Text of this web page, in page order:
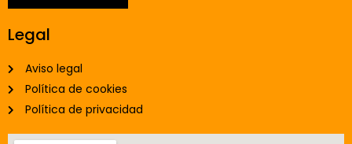
Legal
Aviso legal
Política de cookies
Política de privacidad